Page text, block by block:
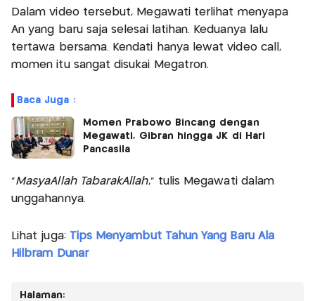
Dalam video tersebut, Megawati terlihat menyapa
An yang baru saja selesai latihan. Keduanya lalu
tertawa bersama. Kendati hanya lewat video call,
momen itu sangat disukai Megatron.
Baca Juga :
Momen Prabowo Bincang dengan
Megawati, Gibran hingga JK di Hari
Pancasila
“MasyaAllah TabarakAllah,” tulis Megawati dalam
unggahannya.
Lihat juga: Tips Menyambut Tahun Yang Baru Ala
Hilbram Dunar
Halaman: